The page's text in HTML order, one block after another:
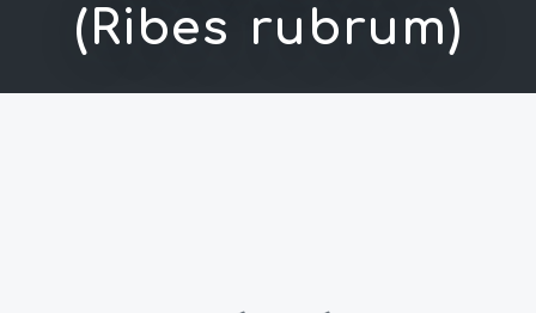
(Ribes rubrum)